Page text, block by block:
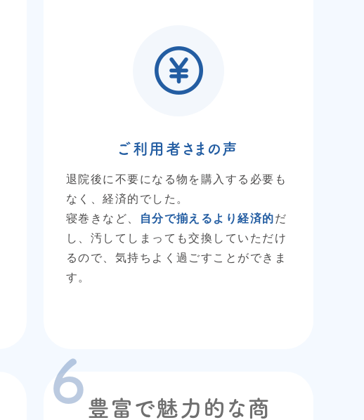
ご利用者さまの声
退院後に不要になる物を購入する必要も
なく、経済的でした。
寝巻きなど、
自分で揃えるより経済的だ
し、汚してしまっても交換していただけ
るので、気持ちよく過ごすことができま
す。
豊富で魅力的な商